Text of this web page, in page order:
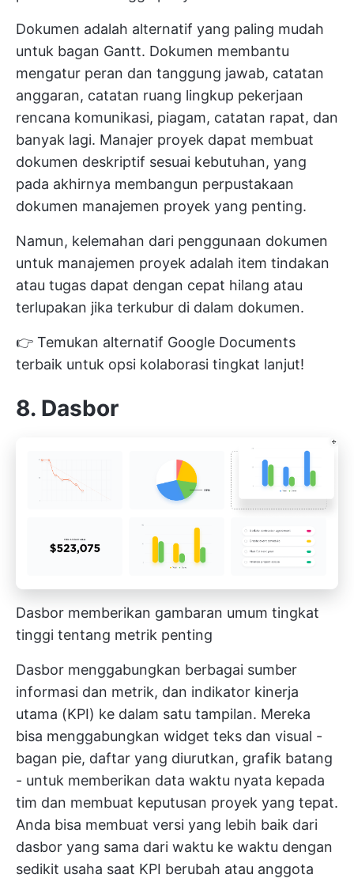
Dokumen adalah alternatif yang paling mudah
untuk bagan Gantt. Dokumen membantu
mengatur peran dan tanggung jawab, catatan
anggaran, catatan ruang lingkup pekerjaan
rencana komunikasi, piagam, catatan rapat, dan
banyak lagi. Manajer proyek dapat membuat
dokumen deskriptif sesuai kebutuhan, yang
pada akhirnya membangun perpustakaan
dokumen manajemen proyek yang penting.
Namun, kelemahan dari penggunaan dokumen
untuk manajemen proyek adalah item tindakan
atau tugas dapat dengan cepat hilang atau
terlupakan jika terkubur di dalam dokumen.
👉 Temukan alternatif Google Documents
terbaik untuk opsi kolaborasi tingkat lanjut!
8. Dasbor
Dasbor memberikan gambaran umum tingkat
tinggi tentang metrik penting
Dasbor menggabungkan berbagai sumber
informasi dan metrik, dan indikator kinerja
utama (KPI) ke dalam satu tampilan. Mereka
bisa menggabungkan widget teks dan visual -
bagan pie, daftar yang diurutkan, grafik batang
- untuk memberikan data waktu nyata kepada
tim dan membuat keputusan proyek yang tepat.
Anda bisa membuat versi yang lebih baik dari
dasbor yang sama dari waktu ke waktu dengan
sedikit usaha saat KPI berubah atau anggota